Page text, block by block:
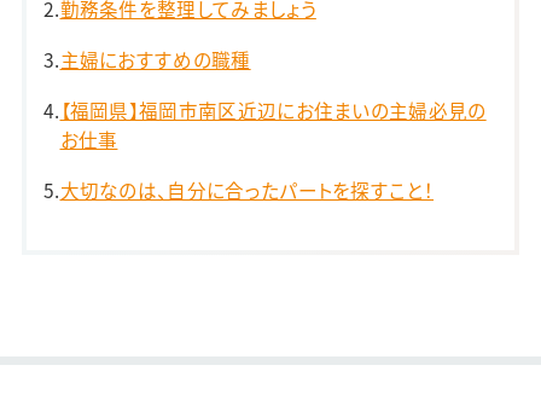
勤務条件を整理してみましょう
主婦におすすめの職種
【福岡県】福岡市南区近辺にお住まいの主婦必見の
お仕事
大切なのは、自分に合ったパートを探すこと！